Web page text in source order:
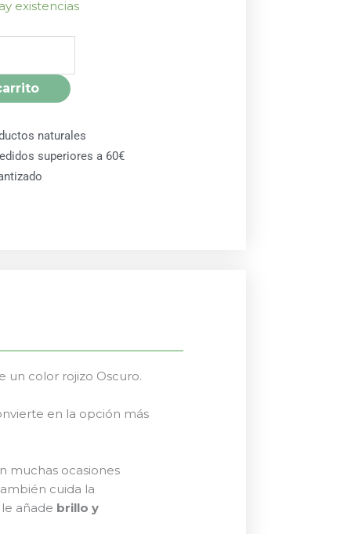
existencias
naturales
superiores a 60€
un color rojizo Oscuro.
en la opción más
muchas ocasiones
cuida la
añade brillo y